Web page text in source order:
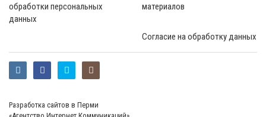
обработки персональных
данных
материалов
Согласие на обработку данных
Разработка сайтов в Перми